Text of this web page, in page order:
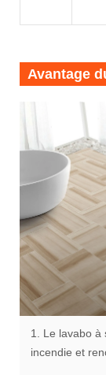
Avantage
1. Le lavabo à
incendie et